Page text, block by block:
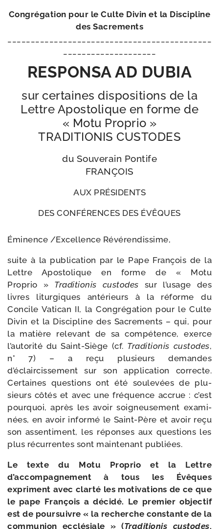
Congrégation pour le Culte Divin et la Discipline
des Sacrements
RESPONSA AD DUBIA
sur cer­taines dis­po­si­tions de la
Lettre Apostolique en forme de
« Motu Proprio »
TRADITIONIS CUSTODES
du Souverain Pontife
FRANÇOIS
AUX PRÉSIDENTS
DES CONFÉRENCES DES ÉVÊQUES
Éminence /​Excellence Révérendissime,
suite à la publi­ca­tion par le Pape François de la
Lettre Apostolique en forme de « Motu
Proprio » Traditionis cus­todes sur l’usage des
livres litur­giques anté­rieurs à la réforme du
Concile Vatican II, la Congrégation pour le Culte
Divin et la Discipline des Sacrements – qui, pour
la matière rele­vant de sa com­pé­tence, exerce
l’autorité du Saint-​Siège (cf. Traditionis cus­todes,
n° 7) – a reçu plu­sieurs demandes
d’éclaircissement sur son appli­ca­tion cor­recte.
Certaines ques­tions ont été sou­le­vées de plu­
sieurs côtés et avec une fré­quence accrue : c’est
pour­quoi, après les avoir soi­gneu­se­ment exa­mi­
nées, en avoir infor­mé le Saint-​Père et avoir reçu
son assen­ti­ment, les réponses aux ques­tions les
plus récur­rentes sont main­te­nant publiées.
Le texte du Motu Proprio et la Lettre
d’accompagnement à tous les Évêques
expriment avec clar­té les moti­va­tions de ce que
le pape François a déci­dé. Le pre­mier objec­tif
est de pour­suivre « la recherche constante de la
com­mu­nion ecclé­siale » (Traditionis cus­todes,